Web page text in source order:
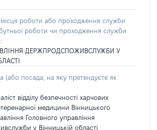
роботи або проходження служби
роботи чи проходження служби
ДЕРЖПРОДСПОЖИВСЛУЖБИ У
(або посада, на яку претендуєте як
відділу безпечності харчових
медицини Вінницького
Головного управління
у Вінницькій області